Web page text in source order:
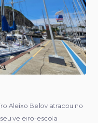
Aleixo Belov atracou no
veleiro-escola